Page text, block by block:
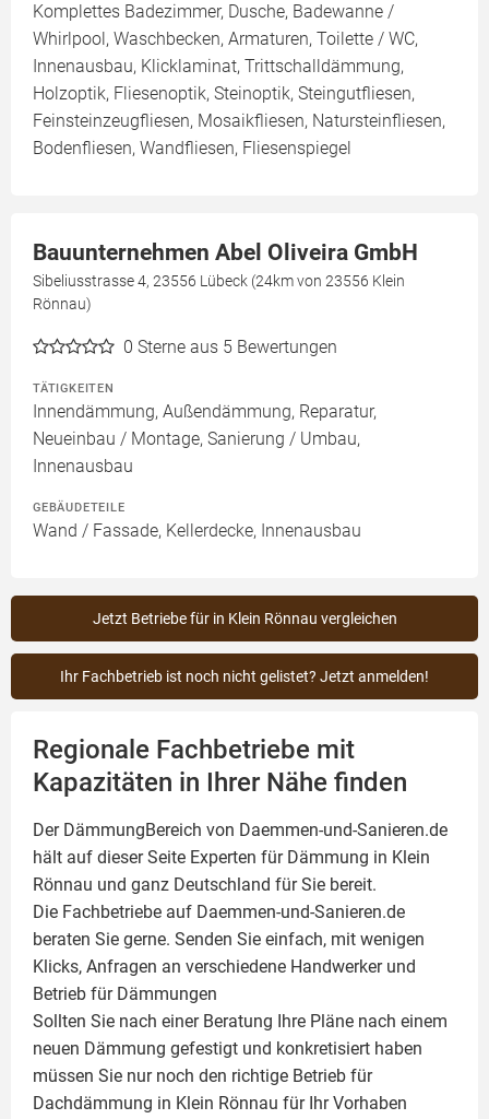
Komplettes Badezimmer, Dusche, Badewanne /
Whirlpool, Waschbecken, Armaturen, Toilette / WC,
Innenausbau, Klicklaminat, Trittschalldämmung,
Holzoptik, Fliesenoptik, Steinoptik, Steingutfliesen,
Feinsteinzeugfliesen, Mosaikfliesen, Natursteinfliesen,
Bodenfliesen, Wandfliesen, Fliesenspiegel
Bauunternehmen Abel Oliveira GmbH
Sibeliusstrasse 4, 23556 Lübeck (24km von 23556 Klein
Rönnau)
0 Sterne aus 5 Bewertungen
TÄTIGKEITEN
Innendämmung, Außendämmung, Reparatur,
Neueinbau / Montage, Sanierung / Umbau,
Innenausbau
GEBÄUDETEILE
Wand / Fassade, Kellerdecke, Innenausbau
Jetzt Betriebe für in Klein Rönnau vergleichen
Ihr Fachbetrieb ist noch nicht gelistet? Jetzt anmelden!
Regionale Fachbetriebe mit
Kapazitäten in Ihrer Nähe finden
Der DämmungBereich von Daemmen-und-Sanieren.de
hält auf dieser Seite Experten für Dämmung in Klein
Rönnau und ganz Deutschland für Sie bereit.
Die Fachbetriebe auf Daemmen-und-Sanieren.de
beraten Sie gerne. Senden Sie einfach, mit wenigen
Klicks, Anfragen an verschiedene Handwerker und
Betrieb für Dämmungen
Sollten Sie nach einer Beratung Ihre Pläne nach einem
neuen Dämmung gefestigt und konkretisiert haben
müssen Sie nur noch den richtige Betrieb für
Dachdämmung in Klein Rönnau für Ihr Vorhaben